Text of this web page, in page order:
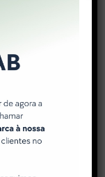
pode